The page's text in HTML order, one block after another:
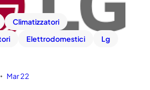
Climatizzatori
Elettrodomestici Lg
• Mar 22